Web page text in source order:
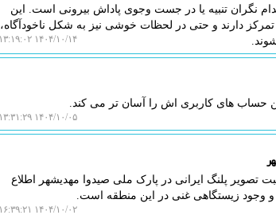
نگران تنبیه یا در جست وجوی پاداش بیرونی است. این
دارند و حتی در لحظات خوشی نیز به شکل ناخودآگاه،
۱۴۰۴/۱۰/۱۴ ۱۳:۱۹:۰۲
حساب های کاربری اش را آسان تر می کند.
۱۴۰۴/۱۰/۰۵ ۱۳:۳۱:۲۹
پلنگ ایرانی در پارک ملی صیدوا مهدیشهر اطلاع
و وجود زیستگاهی غنی در این منطقه است.
۱۴۰۴/۱۰/۰۲ ۱۶:۳۹:۲۱